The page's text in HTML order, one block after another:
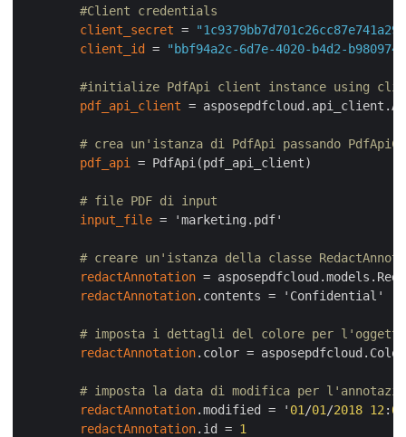
#Client credentials
client_secret =
client_id
= "bbf94a2c-6d7e-4020-b4d2-
#initialize PdfApi client instance using
pdf_api_client =
# crea un'istanza di PdfApi passando
pdf_api
= PdfApi(pdf_api_client)
# file PDF di input
input_file = 'marketing.pdf'
# creare un'istanza della classe
redactAnnotation =
redactAnnotation.contents = 'Confidential'
# imposta i dettagli del colore per l'oggetto
redactAnnotation.color =
# imposta la data di modifica per
redactAnnotation.modified = ' 01 /01 /2018 12 : 00
redactAnnotation.id = 1